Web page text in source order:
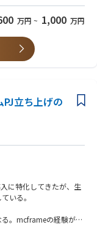
に関するシステム開発
万円 ~ 1,000 万円
PJ立ち上げの
に特化してきたが、生
いる。
。mcframeの経験があ
んでいただける。